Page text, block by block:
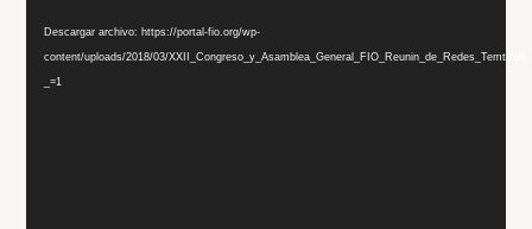
vídeo
Descargar archivo: https://portal-fio.org/wp-
content/uploads/2018/03/
_=1